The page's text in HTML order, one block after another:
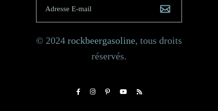
© 2024 rockbeergasoline, tous droits
réservés.